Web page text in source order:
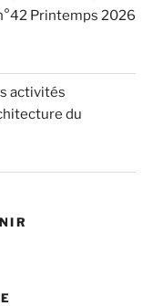
Printemps 2026
activités
du